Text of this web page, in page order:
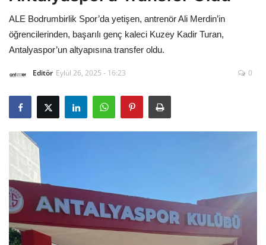
Hakkımızda
İletişim
Asayiş
Çevre
Gizlilik Politikası
Reklam ve İşbirliği
Bodrum Trafik Yoğunluk Haritası
ALE Bodrumbirlik Spor’da yetişen, antrenör Ali Merdin’in
öğrencilerinden, başarılı genç kaleci Kuzey Kadir Turan,
Antalyaspor’un altyapısına transfer oldu.
Editör Eylül 26, 2025 - 16:23 0